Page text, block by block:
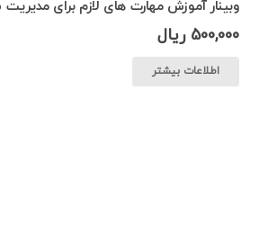
وبینار آموزش مهارت های لازم برای
500,000 ریال
اطلاعات بیشتر